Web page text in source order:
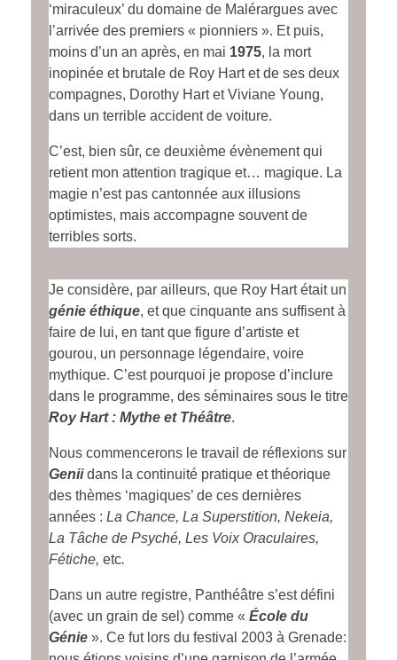
‘miraculeux’ du domaine de Malérargues avec
l’arrivée des premiers « pionniers ». Et puis,
moins d’un an après, en mai 1975, la mort
inopinée et brutale de Roy Hart et de ses deux
compagnes, Dorothy Hart et Viviane Young,
dans un terrible accident de voiture.
C’est, bien sûr, ce deuxième évènement qui
retient mon attention tragique et… magique. La
magie n’est pas cantonnée aux illusions
optimistes, mais accompagne souvent de
terribles sorts.
Je considère, par ailleurs, que Roy Hart était un
génie éthique, et que cinquante ans suffisent à
faire de lui, en tant que figure d’artiste et
gourou, un personnage légendaire, voire
mythique. C’est pourquoi je propose d’inclure
dans le programme, des séminaires sous le titre
Roy Hart : Mythe et Théâtre.
Nous commencerons le travail de réflexions sur
Geniidans la continuité pratique et théorique
des thèmes ‘magiques’ de ces dernières
années : La Chance, La Superstition, Nekeia,
La Tâche de Psyché, Les Voix Oraculaires,
Fétiche, etc.
Dans un autre registre, Panthéâtre s’est défini
(avec un grain de sel) comme « École du
Génie ». Ce fut lors du festival 2003 à Grenade: